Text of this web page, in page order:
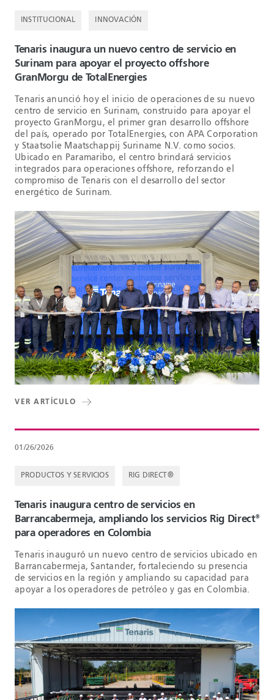
INSTITUCIONAL INNOVACIÓN
Tenaris inaugura un nuevo centro de servicio en
Surinam para apoyar el proyecto offshore
GranMorgu de TotalEnergies
Tenaris anunció hoy el inicio de operaciones de su nuevo
centro de servicio en Surinam, construido para apoyar el
proyecto GranMorgu, el primer gran desarrollo offshore
del país, operado por TotalEnergies, con APA Corporation
y Staatsolie Maatschappij Suriname N.V. como socios.
Ubicado en Paramaribo, el centro brindará servicios
integrados para operaciones offshore, reforzando el
compromiso de Tenaris con el desarrollo del sector
energético de Surinam.
VER ARTÍCULO
01/26/2026
PRODUCTOS Y SERVICIOS RIG DIRECT®
Tenaris inaugura centro de servicios en
Barrancabermeja, ampliando los servicios Rig Direct®
para operadores en Colombia
Tenaris inauguró un nuevo centro de servicios ubicado en
Barrancabermeja, Santander, fortaleciendo su presencia
de servicios en la región y ampliando su capacidad para
apoyar a los operadores de petróleo y gas en Colombia.